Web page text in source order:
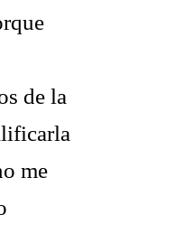
de la
me